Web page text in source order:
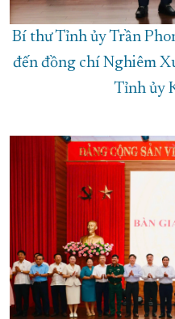
Bí thư Tỉnh ủy Trần
đến đồng chí Nghiêm
Tỉnh ủy